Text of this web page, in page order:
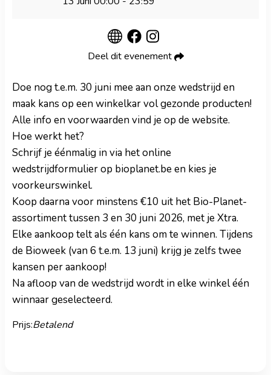
Deel dit evenement
Doe nog t.e.m. 30 juni mee aan onze wedstrijd en
maak kans op een winkelkar vol gezonde producten!
Alle info en voorwaarden vind je op de website.
Hoe werkt het?
Schrijf je éénmalig in via het online
wedstrijdformulier op bioplanet.be en kies je
voorkeurswinkel.
Koop daarna voor minstens €10 uit het Bio-Planet-
assortiment tussen 3 en 30 juni 2026, met je Xtra.
Elke aankoop telt als één kans om te winnen. Tijdens
de Bioweek (van 6 t.e.m. 13 juni) krijg je zelfs twee
kansen per aankoop!
Na afloop van de wedstrijd wordt in elke winkel één
winnaar geselecteerd.
Prijs:Betalend